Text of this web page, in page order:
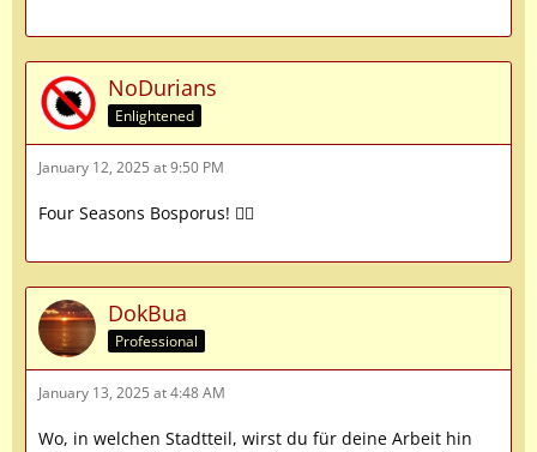
NoDurians
Enlightened
January 12, 2025 at 9:50 PM
Four Seasons Bosporus! 👌🏼
DokBua
Professional
January 13, 2025 at 4:48 AM
Wo, in welchen Stadtteil, wirst du für deine Arbeit hin